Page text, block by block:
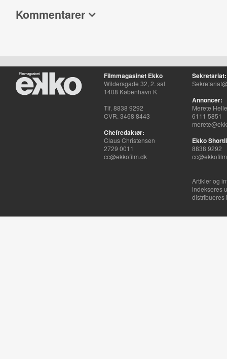
Kommentarer
Filmmagasinet Ekko
Wildersgade 32, 2. sal
1408 København K
Tlf. 8838 9292
CVR. 3468 8443
Chefredaktør:
Claus Christensen
2729 0011
cc@ekkofilm.dk
Sekretariat:
Annoncer:
Merete
6111 5851
Ekko
8838 9292
Artikler og
indekseres
distribueres